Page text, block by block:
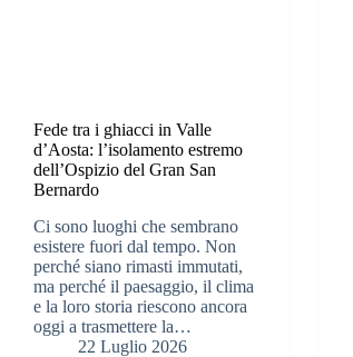
Fede tra i ghiacci in Valle
d’Aosta: l’isolamento estremo
dell’Ospizio del Gran San
Bernardo
Ci sono luoghi che sembrano
esistere fuori dal tempo. Non
perché siano rimasti immutati,
ma perché il paesaggio, il clima
e la loro storia riescono ancora
oggi a trasmettere la…
22 Luglio 2026